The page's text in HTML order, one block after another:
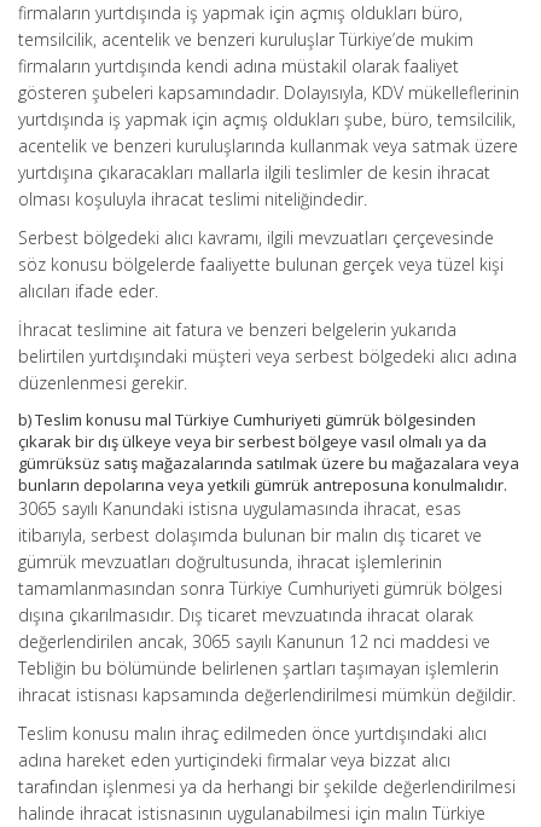
firmaların yurtdışında iş yapmak için açmış oldukları büro,
temsilcilik, acentelik ve benzeri kuruluşlar Türkiye’de mukim
firmaların yurtdışında kendi adına müstakil olarak faaliyet
gösteren şubeleri kapsamındadır. Dolayısıyla, KDV mükelleflerinin
yurtdışında iş yapmak için açmış oldukları şube, büro, temsilcilik,
acentelik ve benzeri kuruluşlarında kullanmak veya satmak üzere
yurtdışına çıkaracakları mallarla ilgili teslimler de kesin ihracat
olması koşuluyla ihracat teslimi niteliğindedir.
Serbest bölgedeki alıcı kavramı, ilgili mevzuatları çerçevesinde
söz konusu bölgelerde faaliyette bulunan gerçek veya tüzel kişi
alıcıları ifade eder.
İhracat teslimine ait fatura ve benzeri belgelerin yukarıda
belirtilen yurtdışındaki müşteri veya serbest bölgedeki alıcı adına
düzenlenmesi gerekir.
b) Teslim konusu mal Türkiye Cumhuriyeti gümrük bölgesinden
çıkarak bir dış ülkeye veya bir serbest bölgeye vasıl olmalı ya da
gümrüksüz satış mağazalarında satılmak üzere bu mağazalara veya
bunların depolarına veya yetkili gümrük antreposuna konulmalıdır.
3065 sayılı Kanundaki istisna uygulamasında ihracat, esas
itibarıyla, serbest dolaşımda bulunan bir malın dış ticaret ve
gümrük mevzuatları doğrultusunda, ihracat işlemlerinin
tamamlanmasından sonra Türkiye Cumhuriyeti gümrük bölgesi
dışına çıkarılmasıdır. Dış ticaret mevzuatında ihracat olarak
değerlendirilen ancak, 3065 sayılı Kanunun 12 nci maddesi ve
Tebliğin bu bölümünde belirlenen şartları taşımayan işlemlerin
ihracat istisnası kapsamında değerlendirilmesi mümkün değildir.
Teslim konusu malın ihraç edilmeden önce yurtdışındaki alıcı
adına hareket eden yurtiçindeki firmalar veya bizzat alıcı
tarafından işlenmesi ya da herhangi bir şekilde değerlendirilmesi
halinde ihracat istisnasının uygulanabilmesi için malın Türkiye